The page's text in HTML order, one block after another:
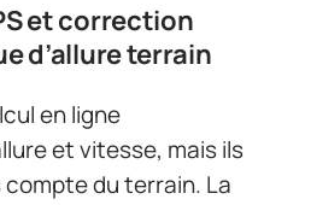
et correction
d’allure terrain
en ligne
et vitesse, mais ils
du terrain. La